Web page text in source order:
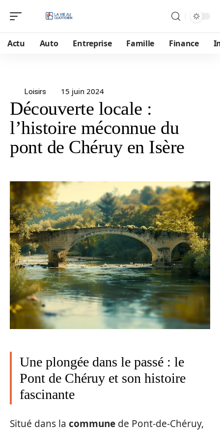
Actu Auto Entreprise Famille Finance
Loisirs 15 juin 2024
Découverte locale :
l’histoire méconnue du
pont de Chéruy en Isère
Une plongée dans le passé : le
Pont de Chéruy et son histoire
fascinante
Situé dans la commune de Pont-de-Chéruy,